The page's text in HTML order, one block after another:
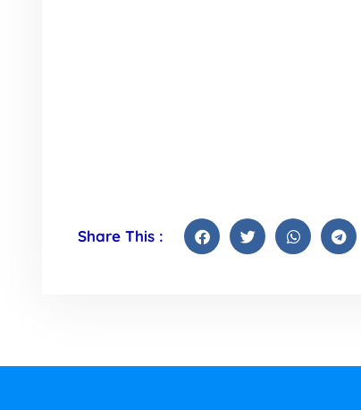
Share This :